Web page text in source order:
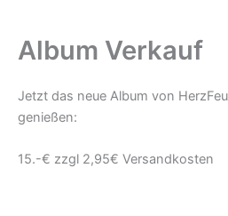
Album Verkauf
Jetzt das neue Album von
genießen:
15.-€ zzgl 2,95€ Versandkosten